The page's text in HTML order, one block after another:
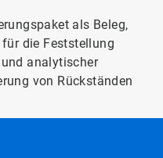
als Beleg,
die Feststellung
analytischer
von Rückständen